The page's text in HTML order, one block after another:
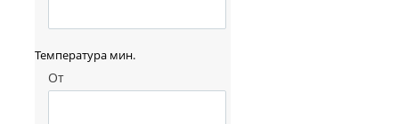
Температура мин.
От